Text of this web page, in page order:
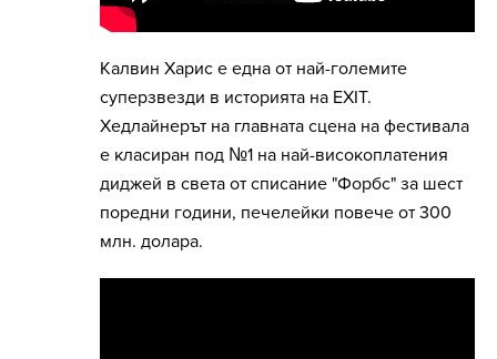
Калвин Харис е една от най-големите
суперзвезди в историята на EXIT.
Хедлайнерът на главната сцена на фестивала
е класиран под №1 на най-високоплатения
диджей в света от списание "Форбс" за шест
поредни години, печелейки повече от 300
млн. долара.